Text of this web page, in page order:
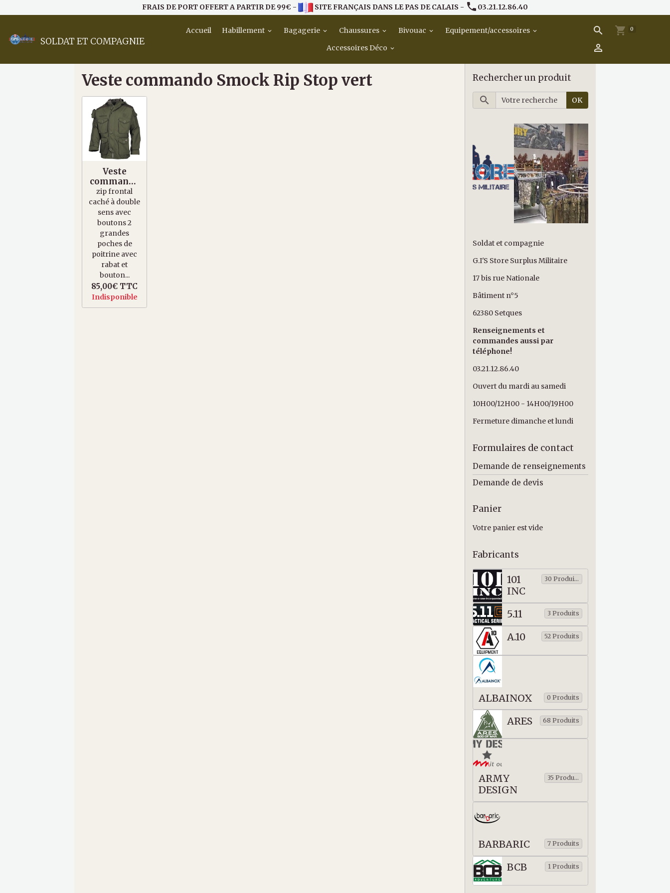
FRAIS DE PORT OFFERT A PARTIR DE 99€ - SITE FRANÇAIS DANS LE PAS DE CALAIS - 03.21.12.86.40
SOLDAT ET COMPAGNIE
Accueil Habillement Bagagerie Chaussures Bivouac
Equipement/accessoires
Accessoires Déco
0
Veste commando Smock Rip Stop vert
Veste
commando
Smock Rip
Stop vert
zip frontal
caché à double
sens avec
boutons 2
grandes
poches de
poitrine avec
rabat et
bouton...
85,00€ TTC
Indisponible
Rechercher un produit
OK
Soldat et compagnie
G.I'S Store Surplus Militaire
17 bis rue Nationale
Bâtiment n°5
62380 Setques
Renseignements et
commandes aussi par
téléphone!
03.21.12.86.40
Ouvert du mardi au samedi
10H00/12H00 - 14H00/19H00
Fermeture dimanche et lundi
Formulaires de contact
Demande de renseignements
Demande de devis
Panier
Votre panier est vide
Fabricants
101
INC
30 Produits
5.11 3 Produits
A.10 52 Produits
ALBAINOX 0 Produits
ARES 68 Produits
ARMY
DESIGN
35 Produits
BARBARIC 7 Produits
BCB 1 Produits